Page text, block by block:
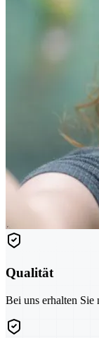
Qualität
Bei uns erhalten Sie